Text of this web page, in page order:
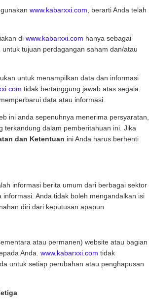
www.kabarxxi.com , berarti Anda telah
di www.kabarxxi.com hanya sebagai
tujuan perdagangan saham dan/atau
untuk menampilkan data dan informasi
tidak bertanggung jawab atas segala
data atau informasi.
ini anda sepenuhnya menerima persyaratan,
terkandung dalam pemberitahuan ini. Jika
dan Ketentuan ini Anda harus berhenti
informasi berita umum dari berbagai sektor
informasi. Anda tidak boleh mengandalkan isi
diri dari keputusan apapun.
atau permanen) website atau bagian
Anda. www.kabarxxi.com tidak
untuk setiap perubahan atau penghapusan